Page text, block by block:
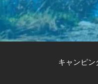
キャンピン